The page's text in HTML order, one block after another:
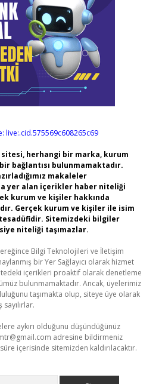
live:.cid.575569c608265c69
herhangi bir marka, kurum
bağlantısı bulunmamaktadır.
makaleler
yer alan içerikler haber niteliği
kurum ve kişiler hakkında
Gerçek kurum ve kişiler ile isim
Sitemizdeki bilgiler
niteliği taşımazlar.
Bilgi Teknolojileri ve İletişim
bir Yer Sağlayıcı olarak hizmet
içerikleri proaktif olarak denetleme
bulunmamaktadır. Ancak, üyelerimiz
taşımakta olup, siteye üye olarak
aykırı olduğunu düşündüğünüz
adresine bildirmeniz
içerisinde sitemizden kaldırılacaktır.